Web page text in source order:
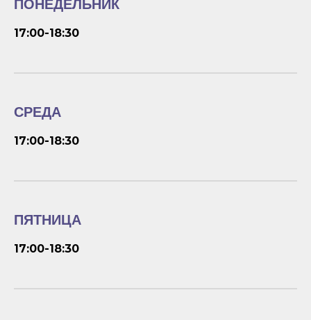
ПОНЕДЕЛЬНИК
17:00-18:30
СРЕДА
17:00-18:30
ПЯТНИЦА
17:00-18:30